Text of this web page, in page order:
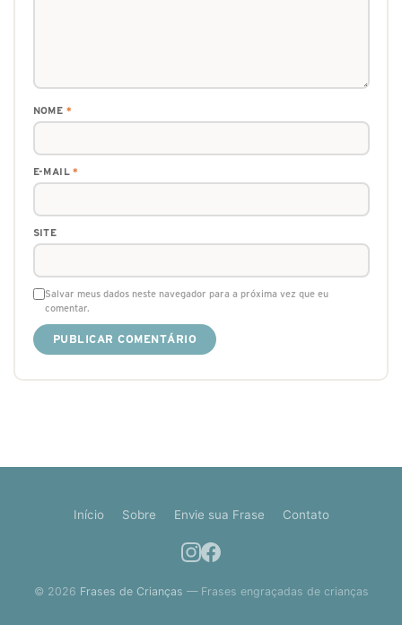
NOME *
E-MAIL*
SITE
Salvar meus dados neste navegador para a próxima vez que eu
comentar.
Início Sobre Envie sua Frase Contato
© 2026 Frases de Crianças — Frases engraçadas de crianças